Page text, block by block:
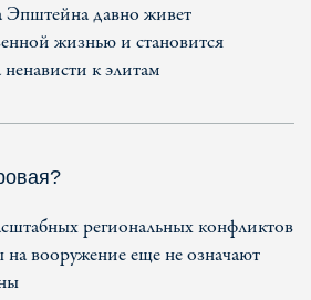
давно живет
жизнью и становится
к элитам
региональных конфликтов
вооружение еще не означают